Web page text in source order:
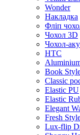
Wonder
Накладка
Фліп
Чохол 3D
Чохол-
HTC
Book
Classic
Elastic PU
Elastic
Elegant
Fresh
Lux-flip